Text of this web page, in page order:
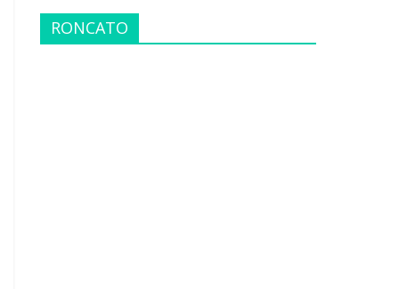
RONCATO